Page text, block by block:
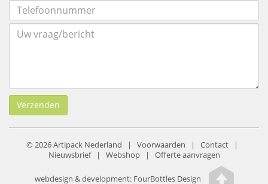
Verzenden
© 2026 Artipack Nederland | Voorwaarden | Contact |
Nieuwsbrief| Webshop| Offerte aanvragen
webdesign & development:FourBottles Design